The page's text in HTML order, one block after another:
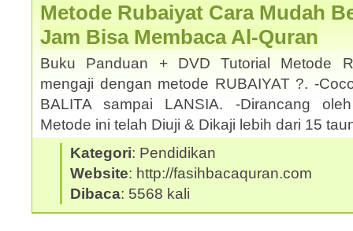
Metode Rubaiyat Cara Mudah
Jam Bisa Membaca Al-Quran
Buku Panduan + DVD Tutorial Metode
mengaji dengan metode RUBAIYAT ?. -
BALITA sampai LANSIA. -Dirancang
Metode ini telah Diuji & Dikaji lebih dari 15
Kategori: Pendidikan
Website: http://fasihbacaquran.com
Dibaca: 5568 kali